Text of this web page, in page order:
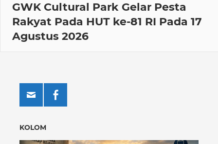
GWK Cultural Park Gelar Pesta
Rakyat Pada HUT ke-81 RI Pada 17
Agustus 2026
KOLOM